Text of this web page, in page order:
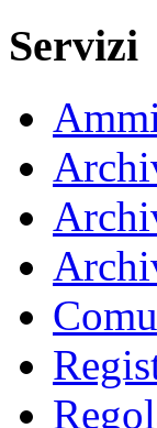
Servizi